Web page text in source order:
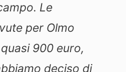
Le
per Olmo
900 euro,
deciso di